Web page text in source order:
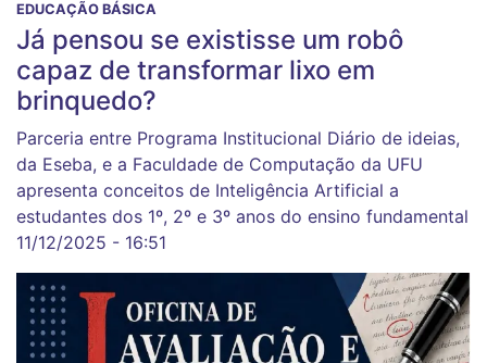
EDUCAÇÃO BÁSICA
Já pensou se existisse um robô
capaz de transformar lixo em
brinquedo?
Parceria entre Programa Institucional Diário de ideias,
da Eseba, e a Faculdade de Computação da UFU
apresenta conceitos de Inteligência Artificial a
estudantes dos 1º, 2º e 3º anos do ensino fundamental
11/12/2025 - 16:51